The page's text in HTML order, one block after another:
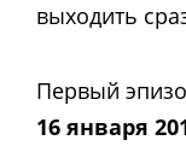
выходить
Первый
16 января